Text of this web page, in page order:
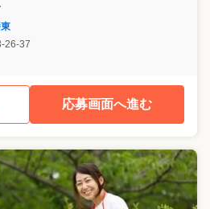
26-37
応募画面へ進む